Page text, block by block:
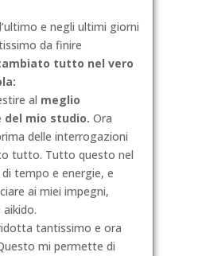
e negli ultimi giorni
da finire
tutto nel vero
al meglio
del mio studio. Ora
delle interrogazioni
tutto. Tutto questo nel
tempo e energie, e
ai miei impegni,
tantissimo e ora
mi permette di